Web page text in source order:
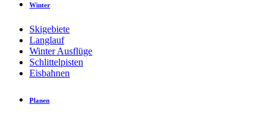
Winter
Skigebiete
Langlauf
Winter Ausflüge
Schlittelpisten
Eisbahnen
Planen